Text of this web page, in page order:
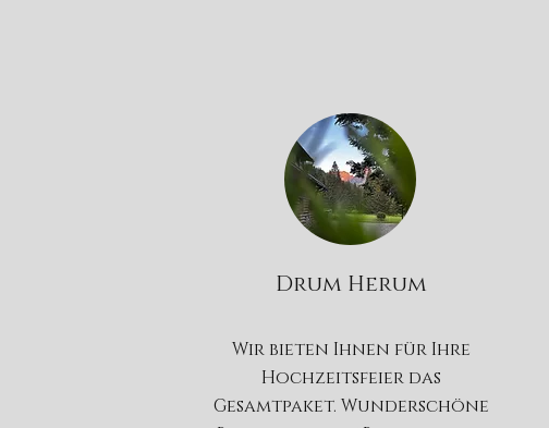
Drum Herum
Wir bieten Ihnen für Ihre
Hochzeitsfeier das
Gesamtpaket. Wunderschöne